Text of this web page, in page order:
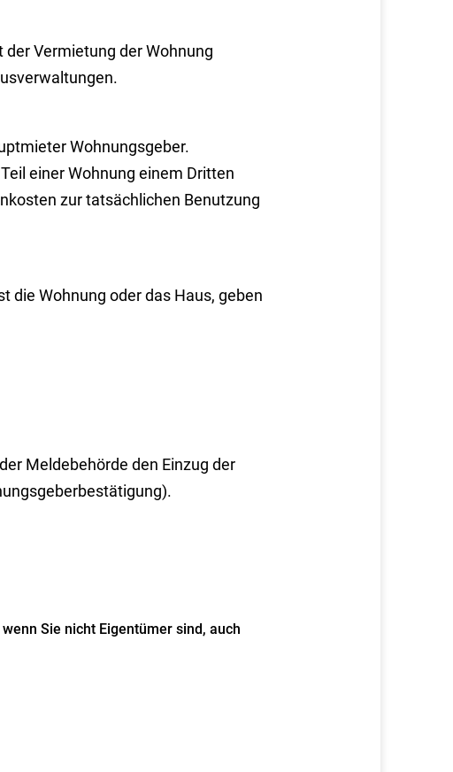
Vermietung der Wohnung
Wohnungsgeber.
einer Wohnung einem Dritten
zur tatsächlichen Benutzung
die Wohnung oder das Haus, geben
Meldebehörde den Einzug der
Sie nicht Eigentümer sind, auch